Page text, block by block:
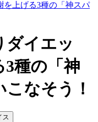
を上げる3種の「神スパ
ダイエッ
3種の「神
なそう！
ス